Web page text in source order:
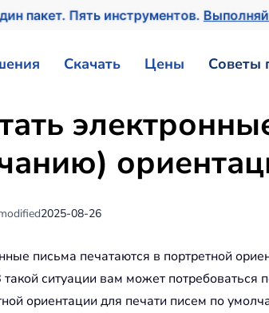
пакет. Пять инструментов.
Скачать Цены Советы
2025-08-26
письма печатаются в портретной
ситуации вам может потребоваться
ориентации для печати писем по